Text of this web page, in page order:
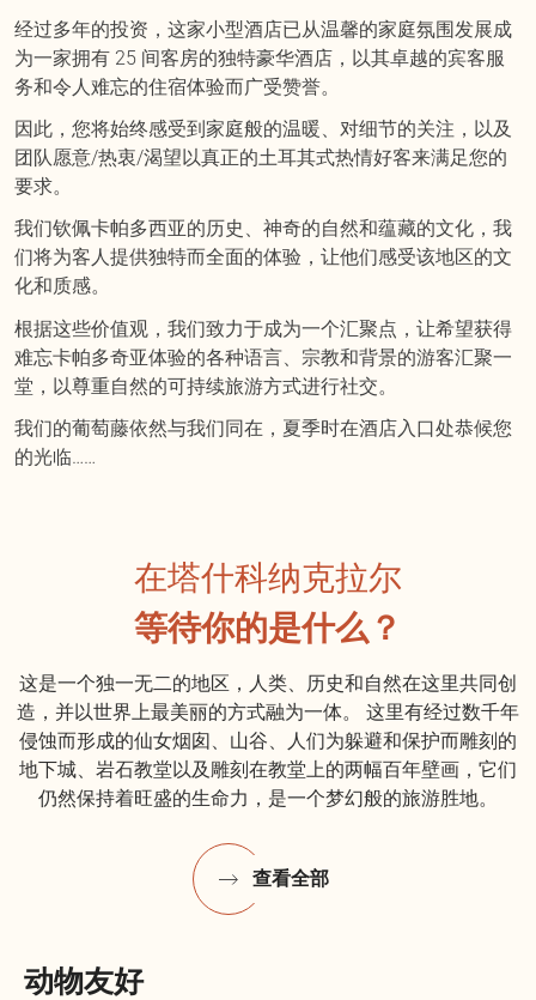
经过多年的投资，这家小型酒店已从温馨的家庭氛围发展成
为一家拥有 25 间客房的独特豪华酒店，以其卓越的宾客服
务和令人难忘的住宿体验而广受赞誉。
因此，您将始终感受到家庭般的温暖、对细节的关注，以及
团队愿意/热衷/渴望以真正的土耳其式热情好客来满足您的
要求。
我们钦佩卡帕多西亚的历史、神奇的自然和蕴藏的文化，我
们将为客人提供独特而全面的体验，让他们感受该地区的文
化和质感。
根据这些价值观，我们致力于成为一个汇聚点，让希望获得
难忘卡帕多奇亚体验的各种语言、宗教和背景的游客汇聚一
堂，以尊重自然的可持续旅游方式进行社交。
我们的葡萄藤依然与我们同在，夏季时在酒店入口处恭候您
的光临……
在塔什科纳克拉尔
等待你的是什么？
这是一个独一无二的地区，人类、历史和自然在这里共同创
造，并以世界上最美丽的方式融为一体。 这里有经过数千年
侵蚀而形成的仙女烟囱、山谷、人们为躲避和保护而雕刻的
地下城、岩石教堂以及雕刻在教堂上的两幅百年壁画，它们
仍然保持着旺盛的生命力，是一个梦幻般的旅游胜地。
查看全部
动物友好